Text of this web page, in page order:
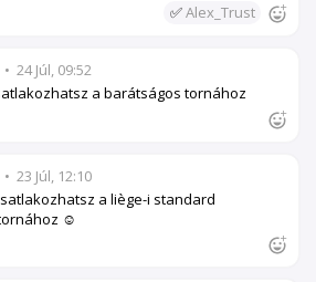
✅Alex_Trust
• 24 Júl, 09:52
a barátságos tornához
• 23 Júl, 12:10
a liège-i standard
☺️